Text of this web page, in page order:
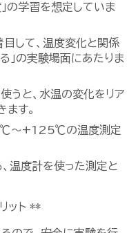
の学習を想定していま
目して、温度変化と関係
」の実験場面にあたりま
うと、水温の変化をリア
ます。
～+125℃の温度測定
温度計を使った測定と
ット **